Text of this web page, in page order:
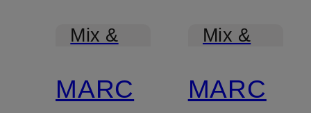
Mix &
MARC
Mix &
MARC